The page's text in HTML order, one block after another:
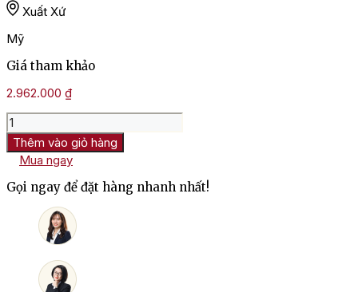
Xuất Xứ
Mỹ
Giá tham khảo
2.962.000 ₫
Rượu
Vang
Mỹ
Resonance
Yamhill
Carlton
Thêm vào giỏ hàng
Mua ngay
Gọi ngay để đặt hàng nhanh nhất!